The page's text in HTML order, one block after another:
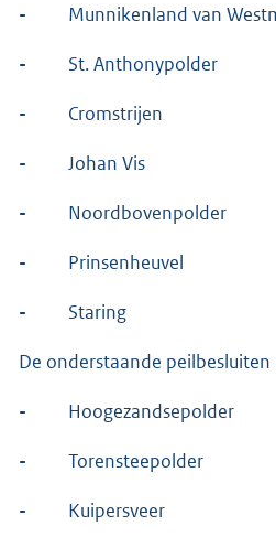
- Munnikenland van
- St. Anthonypolder
- Cromstrijen
- Johan Vis
- Noordbovenpolder
- Prinsenheuvel
- Staring
De onderstaande
- Hoogezandsepolder
- Torensteepolder
- Kuipersveer